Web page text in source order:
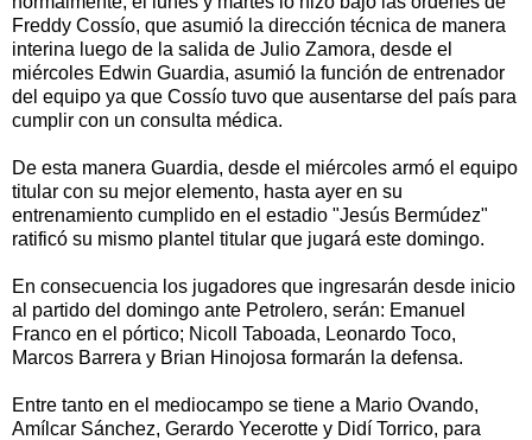
Freddy Cossío, que asumió la dirección técnica de manera
interina luego de la salida de Julio Zamora, desde el
miércoles Edwin Guardia, asumió la función de entrenador
del equipo ya que Cossío tuvo que ausentarse del país para
cumplir con un consulta médica.
De esta manera Guardia, desde el miércoles armó el equipo
titular con su mejor elemento, hasta ayer en su
entrenamiento cumplido en el estadio "Jesús Bermúdez"
ratificó su mismo plantel titular que jugará este domingo.
En consecuencia los jugadores que ingresarán desde inicio
al partido del domingo ante Petrolero, serán: Emanuel
Franco en el pórtico; Nicoll Taboada, Leonardo Toco,
Marcos Barrera y Brian Hinojosa formarán la defensa.
Entre tanto en el mediocampo se tiene a Mario Ovando,
Amílcar Sánchez, Gerardo Yecerotte y Didí Torrico, para